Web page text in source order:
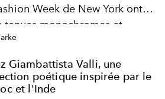
Week de New York ont
tenues monochromes et
que l’harmonie des
tendance de la saison.
Giambattista Valli, une
poétique inspirée par le
et l'Inde